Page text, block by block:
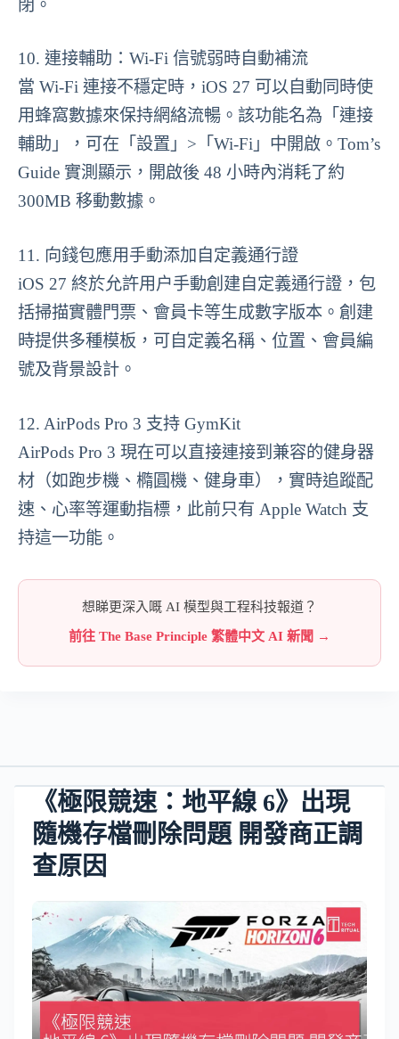
閉。
10. 連接輔助：Wi-Fi 信號弱時自動補流
當 Wi-Fi 連接不穩定時，iOS 27 可以自動同時使
用蜂窩數據來保持網絡流暢。該功能名為「連接
輔助」，可在「設置」>「Wi-Fi」中開啟。Tom’s
Guide 實測顯示，開啟後 48 小時內消耗了約
300MB 移動數據。
11. 向錢包應用手動添加自定義通行證
iOS 27 終於允許用户手動創建自定義通行證，包
括掃描實體門票、會員卡等生成數字版本。創建
時提供多種模板，可自定義名稱、位置、會員編
號及背景設計。
12. AirPods Pro 3 支持 GymKit
AirPods Pro 3 現在可以直接連接到兼容的健身器
材（如跑步機、橢圓機、健身車），實時追蹤配
速、心率等運動指標，此前只有 Apple Watch 支
持這一功能。
想睇更深入嘅 AI 模型與工程科技報道？
前往 The Base Principle 繁體中文 AI 新聞 →
《極限競速：地平線 6》出現
隨機存檔刪除問題 開發商正調
查原因